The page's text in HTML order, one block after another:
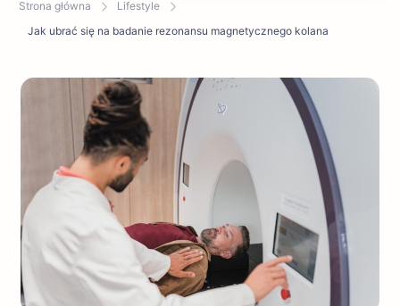
Strona główna
Lifestyle
Jak ubrać się na badanie rezonansu magnetycznego kolana